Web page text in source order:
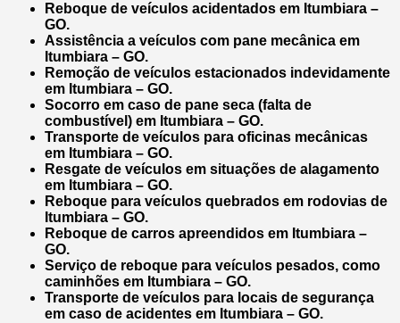
Reboque de veículos acidentados em Itumbiara –
GO.
Assistência a veículos com pane mecânica em
Itumbiara – GO.
Remoção de veículos estacionados indevidamente
em Itumbiara – GO.
Socorro em caso de pane seca (falta de
combustível) em Itumbiara – GO.
Transporte de veículos para oficinas mecânicas
em Itumbiara – GO.
Resgate de veículos em situações de alagamento
em Itumbiara – GO.
Reboque para veículos quebrados em rodovias de
Itumbiara – GO.
Reboque de carros apreendidos em Itumbiara –
GO.
Serviço de reboque para veículos pesados, como
caminhões em Itumbiara – GO.
Transporte de veículos para locais de segurança
em caso de acidentes em Itumbiara – GO.